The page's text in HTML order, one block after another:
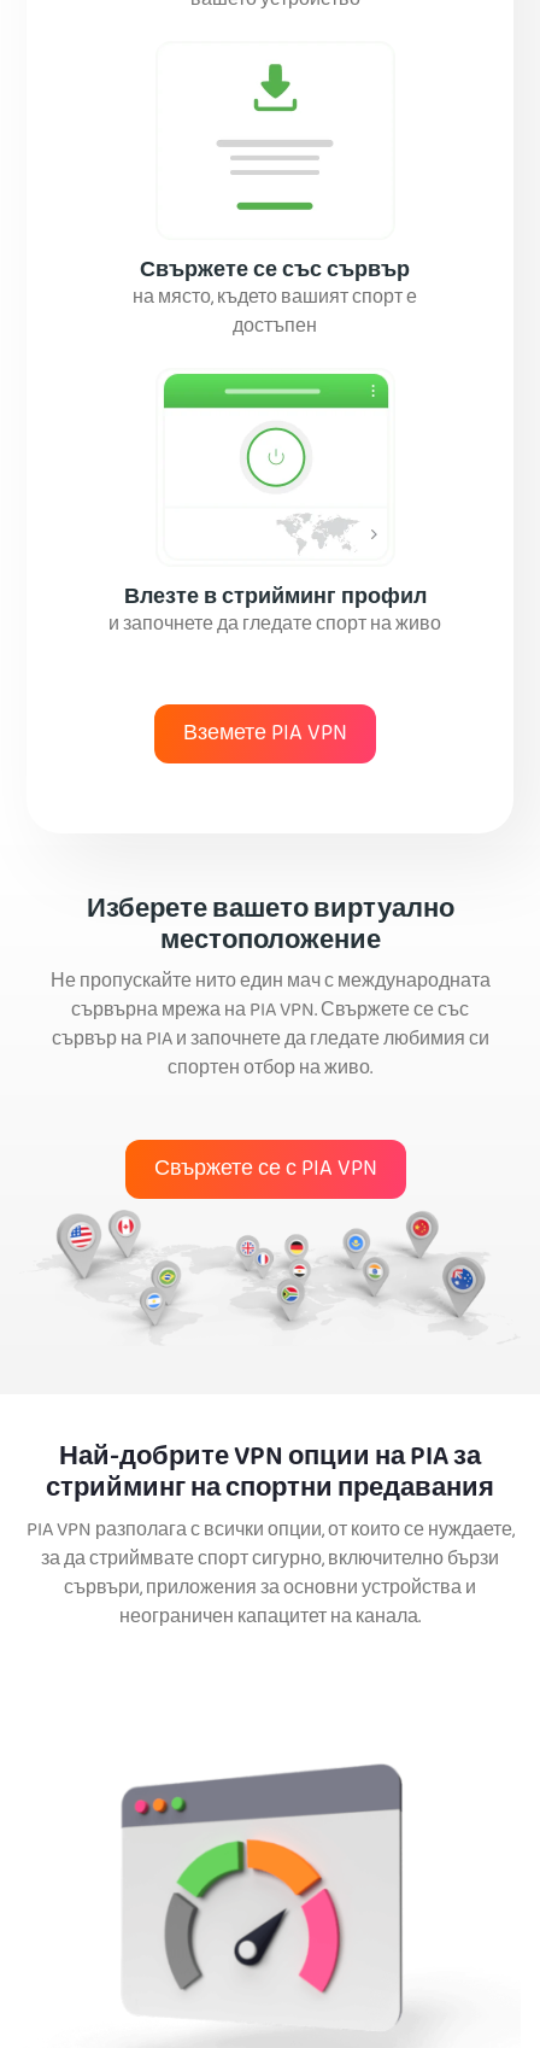
Свържете се със сървър
на място, където вашият спорт е
достъпен
Влезте в стрийминг профил
и започнете да гледате спорт на живо
Вземете PIA VPN
Изберете вашето виртуално
местоположение
Не пропускайте нито един мач с международната
сървърна мрежа на PIA VPN. Свържете се със
сървър на PIA и започнете да гледате любимия си
спортен отбор на живо.
Свържете се с PIA VPN
Най-добрите VPN опции на PIA за
стрийминг на спортни предавания
PIA VPN разполага с всички опции, от които се нуждаете,
за да стриймвате спорт сигурно, включително бързи
сървъри, приложения за основни устройства и
неограничен капацитет на канала.